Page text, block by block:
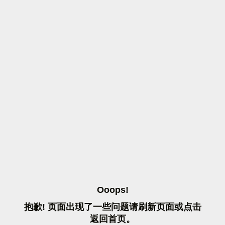
OOOPS!
抱歉! 页面出现了一些问题请刷 新页面或点击
返 回首页。